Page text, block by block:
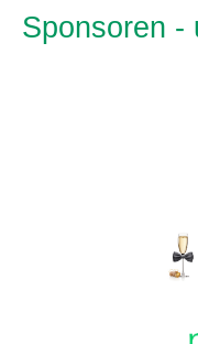
Sponsoren -